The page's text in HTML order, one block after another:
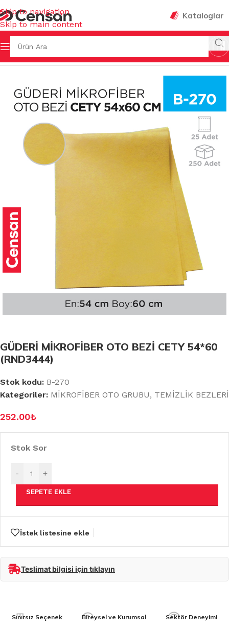
Skip to navigation
Skip to main content
Kataloglar
Ana Sayfa MİKROFİBER OTO GRUBU
GÜDERİ MİKROFİBER OTO BEZİ CETY 54*60
(RND3444)
Stok kodu: B-270
Kategoriler: MİKROFİBER OTO GRUBU, TEMİZLİK BEZLERİ
252.00₺
Stok Sor
- +
SEPETE EKLE
İstek listesine ekle
Teslimat bilgisi için tıklayın
Sınırsız Seçenek Bireysel ve Kurumsal Sektör Deneyimi